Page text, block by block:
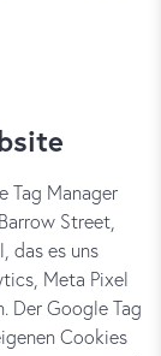
Tag Manager
Street,
das es uns
Meta Pixel
Der Google Tag
Cookies